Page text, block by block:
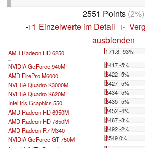
2551 Points (2%)
+ 1 Einzelwerte im Detail -
ausblenden
AMD Radeon HD 6250 171.8 -93%
...
NVIDIA GeForce 940M
2417 -5%
AMD FirePro M6000
2422 -5%
NVIDIA Quadro K3000M
2427 -5%
NVIDIA Quadro K620M
2434 -5%
Intel Iris Graphics 550
2435 -5%
AMD Radeon HD 6950M
2452 -4%
AMD Radeon HD 7850M
2467 -3%
AMD Radeon R7 M340
2492 -2%
NVIDIA GeForce GT 750M
2549 0%